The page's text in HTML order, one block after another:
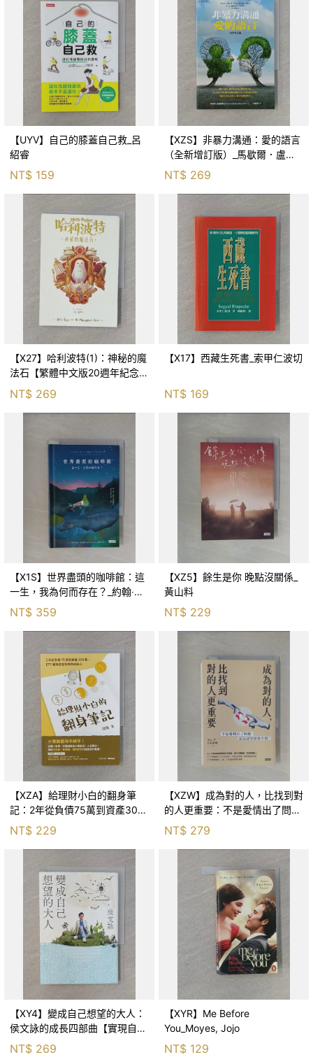
【UYV】自己的膝蓋自己救_呂
紹睿
NT$ 159
【XZS】非暴力溝通：愛的語言
（全新增訂版）_馬歇爾．盧森
堡, 蕭寶森
NT$ 269
【X27】哈利波特(1)：神秘的魔
法石【繁體中文版20週年紀念】
NT$ 269
【X17】西藏生死書_索甲仁波切
NT$ 169
【X1S】世界盡頭的咖啡館：這
一生，我為何而存在？_約翰‧史
崔勒基, Elsa
NT$ 359
【XZ5】餘生是你 晚點沒關係_
黃山料
NT$ 229
【XZA】給理財小白的翻身筆
記：2年從負債75萬到資產300
萬，ETF讓我走在財務自由路上_
鐵蛋
NT$ 229
【XZW】成為對的人，比找到對
的人更重要：不是愛情出了問
題，而是認知需要升級！_Mr. P
NT$ 279
【XY4】變成自己想望的大人：
侯文詠的成長四部曲【實現自
己】_侯文詠
NT$ 269
【XYR】Me Before
You_Moyes, Jojo
NT$ 129